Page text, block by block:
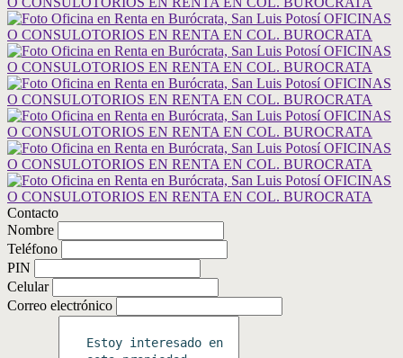
Contacto
Nombre
Teléfono
PIN
Celular
Correo electrónico